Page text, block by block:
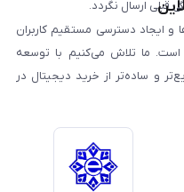
قبلی ارسال نگردد.
ایجاد دسترسی مستقیم کاربران
ما تلاش می‌کنیم با توسعه
و ساده‌تر از خرید دیجیتال در
برای خرید کالای دیجیتال،
ما را روشن‌تر می‌کند. ما باور
است که صداقت و شفافیت